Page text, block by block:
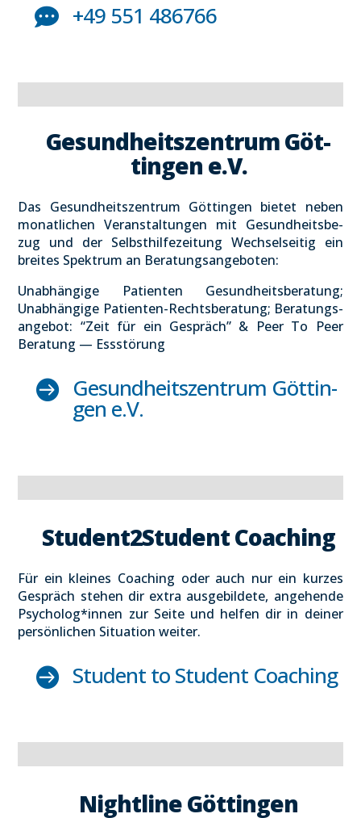
 +49 551 486766
Gesund­heits­zen­trum Göt­
tin­gen e.V.
Das Gesund­heits­zen­trum Göt­tin­gen bie­tet neben
monat­li­chen Ver­an­stal­tun­gen mit Gesund­heits­be­
zug und der Selbst­hil­fe­zei­tung Wech­sel­sei­tig ein
brei­tes Spek­trum an Bera­tungs­an­ge­bo­ten:
Unab­hän­gi­ge Pati­en­ten Gesund­heits­be­ra­tung;
Unab­hän­gi­ge Pati­en­ten-Rechts­be­ra­tung; Bera­tungs­
an­ge­bot: “Zeit für ein Gespräch” & Peer To Peer
Bera­tung — Ess­stö­rung
 Gesund­heits­zen­trum Göt­tin­
gen e.V.
Student2Student Coa­ching
Für ein klei­nes Coa­ching oder auch nur ein kur­zes
Gespräch ste­hen dir extra aus­ge­bil­de­te, ange­hen­de
Psycholog*innen zur Sei­te und hel­fen dir in dei­ner
per­sön­li­chen Situa­ti­on wei­ter.
 Stu­dent to Stu­dent Coa­ching
Night­li­ne Göt­tin­gen